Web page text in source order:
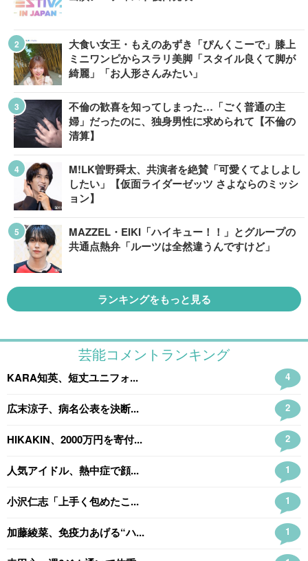
大食い女王・もえのあずき「ぴんくこーで」膝上
ミニワンピからスラリ美脚「スタイル良くて脚が
綺麗」「お人形さんみたい」
不倫の歓喜を知ってしまった…「ごく普通の主
婦」だったのに、独身男性に求められて【不倫の
清算】
M!LK曽野舜太、共演者を絶賛「可愛くてよしよし
したい」【仮面ライダーゼッツ さよならのミッシ
ョン】
MAZZEL・EIKI「ハイキュー！！」とグループの
共通点熱弁「ルーツは全然違うんですけど」
ランキングをもっと見る